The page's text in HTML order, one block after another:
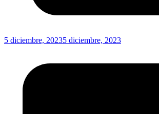
5 diciembre, 20235 diciembre, 2023